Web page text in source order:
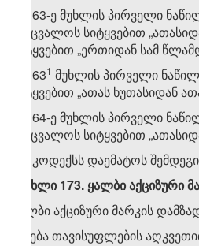
7. 163-ე მუხლის პირველი
შეიცვალოს სიტყვებით
სიტყვებით „ერთიდან სამ
8. 163​1 მუხლის პირველი
სიტყვებით „ათას ხუთასიდან
9. 164-ე მუხლის პირველი
შეიცვალოს სიტყვებით
10. კოდექსს დაემატოს
მუხლი173.ყალბიაქციზური
ყალბი აქციზური მარკის
ისჯება თავისუფლების